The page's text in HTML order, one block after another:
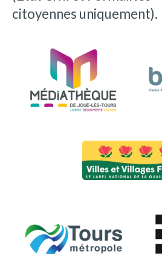
citoyennes uniquement).